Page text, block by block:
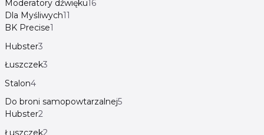
Moderatory dźwięku16
Dla Myśliwych11
BK Precise1
Hubster3
Łuszczek3
Stalon4
Do broni samopowtarzalnej5
Hubster2
Łuszczek2